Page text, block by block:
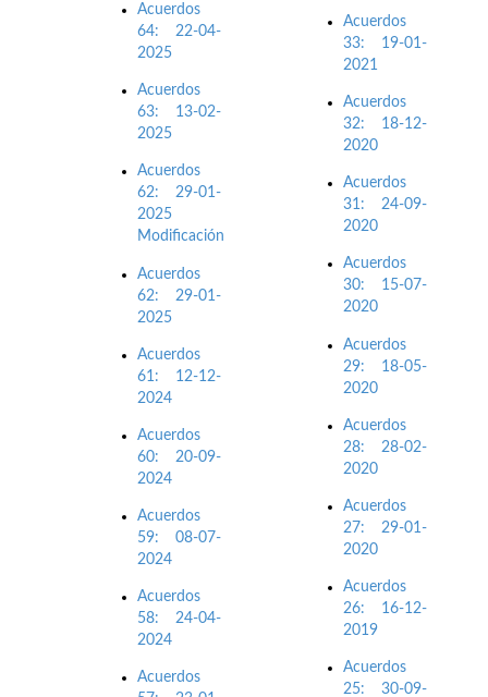
Acuerdos
64: 22-04-
2025
Acuerdos
63: 13-02-
2025
Acuerdos
62: 29-01-
2025
Modificación
Acuerdos
62: 29-01-
2025
Acuerdos
61: 12-12-
2024
Acuerdos
60: 20-09-
2024
Acuerdos
59: 08-07-
2024
Acuerdos
58: 24-04-
2024
Acuerdos
Acuerdos
33: 19-01-
2021
Acuerdos
32: 18-12-
2020
Acuerdos
31: 24-09-
2020
Acuerdos
30: 15-07-
2020
Acuerdos
29: 18-05-
2020
Acuerdos
28: 28-02-
2020
Acuerdos
27: 29-01-
2020
Acuerdos
26: 16-12-
2019
Acuerdos
25: 30-09-